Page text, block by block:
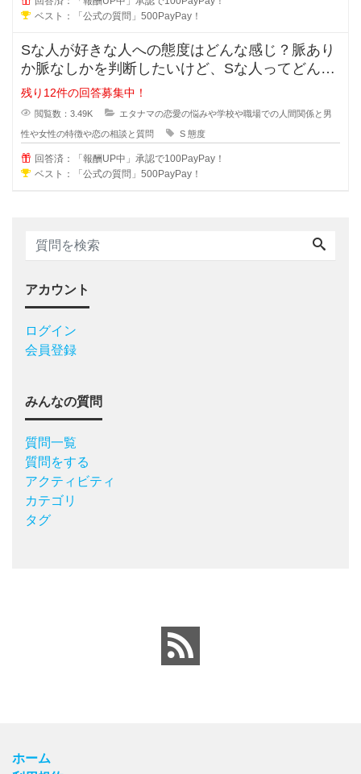
ベスト：「公式の質問」500PayPay！
Sな人が好きな人への態度はどんな感じ？脈あり
か脈なしかを判断したいけど、Sな人ってどんな
考えで好きな人への態度が出るでし
残り12件の回答募集中！
閲覧数：3.49K エタナマの恋愛の悩みや学校や職場での人間関係と男
性や女性の特徴や恋の相談と質問 S 態度
回答済：「報酬UP中」承認で100PayPay！
ベスト：「公式の質問」500PayPay！
アカウント
ログイン
会員登録
みんなの質問
質問一覧
質問をする
アクティビティ
カテゴリ
タグ
ホーム